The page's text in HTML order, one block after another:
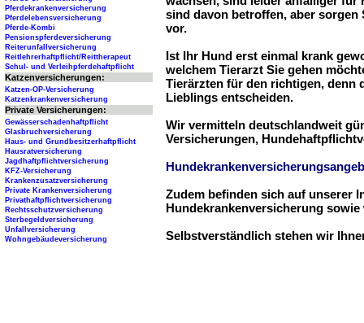
sind davon betroffen, aber sorgen
vor.
Ist Ihr Hund erst einmal krank
welchem Tierarzt Sie gehen
Tierärzten für den richtigen, denn
Lieblings entscheiden.
Wir vermitteln deutschlandweit
Versicherungen,
Zudem befinden sich auf unserer
Hundekrankenversicherung
Selbstverständlich stehen wir
Pferdekrankenversicherung
Pferdelebensversicherung
Pferde-Kombi
Pensionspferdeversicherung
Reiterunfallversicherung
Reitlehrerhaftpflicht/Reittherapeut
Schul- und Verleihpferdehaftpflicht
Katzenversicherungen:
Katzen-OP-Versicherung
Katzenkrankenversicherung
Private Versicherungen:
Gewässerschadenhaftpflicht
Glasbruchversicherung
Haus- und Grundbesitzerhaftpflicht
Hausratversicherung
Jagdhaftpflichtversicherung
KFZ-Versicherung
Krankenzusatzversicherung
Private Krankenversicherung
Privathaftpflichtversicherung
Rechtsschutzversicherung
Sterbegeldversicherung
Unfallversicherung
Wohngebäudeversicherung